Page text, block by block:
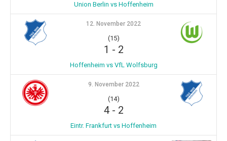
Union Berlin vs Hoffenheim
12. November 2022
(15)
1 - 2
Hoffenheim vs VfL Wolfsburg
9. November 2022
(14)
4- 2
Eintr. Frankfurt vs Hoffenheim